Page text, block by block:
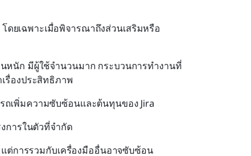
ยเฉพาะเมื่อพิจารณาถึงส่วนเสริมหรือ
หนัก มีผู้ใช้จำนวนมาก กระบวนการทำงานที่
รื่องประสิทธิภาพ
ถเพิ่มความซับซ้อนและต้นทุนของ Jira
การในตัวที่จำกัด
ต่การรวมกับเครื่องมืออื่นอาจซับซ้อน